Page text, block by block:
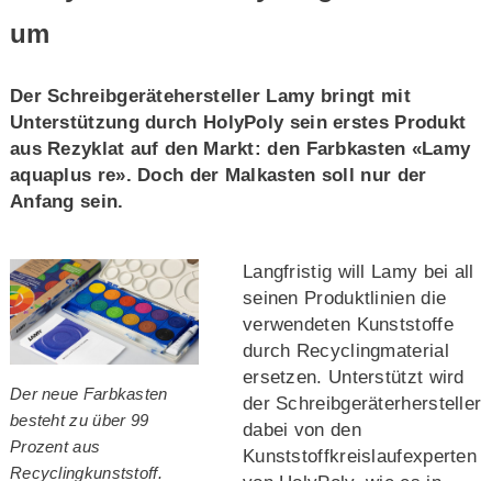
um
Der Schreibgerätehersteller Lamy bringt mit
Unterstützung durch HolyPoly sein erstes Produkt
aus Rezyklat auf den Markt: den Farbkasten «Lamy
aquaplus re». Doch der Malkasten soll nur der
Anfang sein.
Der neue Farbkasten
besteht zu über 99
Prozent aus
Recyclingkunststoff.
Langfristig will Lamy bei all
seinen Produktlinien die
verwendeten Kunststoffe
durch Recyclingmaterial
ersetzen. Unterstützt wird
der Schreibgeräterhersteller
dabei von den
Kunststoffkreislaufexperten